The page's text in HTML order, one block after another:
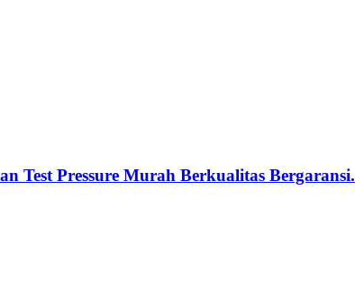
Test Pressure Murah Berkualitas Bergaransi.